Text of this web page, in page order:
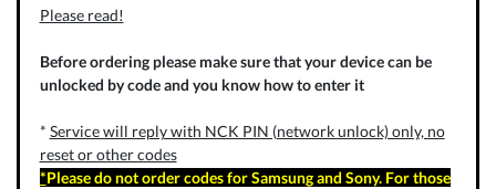
Please read!
Before ordering please make sure that your device can be
unlocked by code and you know how to enter it
* Service will reply with NCK PIN (network unlock) only, no
reset or other codes
*Please do not order codes for Samsung and Sony. For those